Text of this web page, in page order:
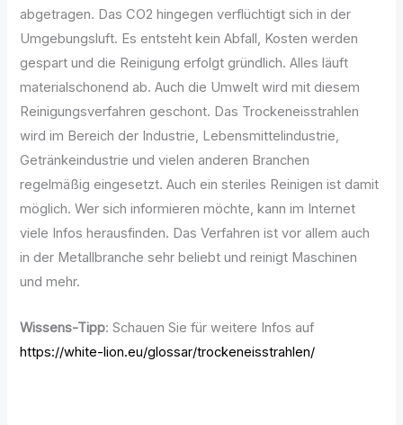
abgetragen. Das CO2 hingegen verflüchtigt sich in der
Umgebungsluft. Es entsteht kein Abfall, Kosten werden
gespart und die Reinigung erfolgt gründlich. Alles läuft
materialschonend ab. Auch die Umwelt wird mit diesem
Reinigungsverfahren geschont. Das Trockeneisstrahlen
wird im Bereich der Industrie, Lebensmittelindustrie,
Getränkeindustrie und vielen anderen Branchen
regelmäßig eingesetzt. Auch ein steriles Reinigen ist damit
möglich. Wer sich informieren möchte, kann im Internet
viele Infos herausfinden. Das Verfahren ist vor allem auch
in der Metallbranche sehr beliebt und reinigt Maschinen
und mehr.
Wissens-Tipp: Schauen Sie für weitere Infos auf
https://white-lion.eu/glossar/trockeneisstrahlen/